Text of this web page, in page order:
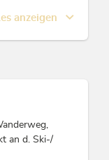
anzeigen
an d. Ski-/